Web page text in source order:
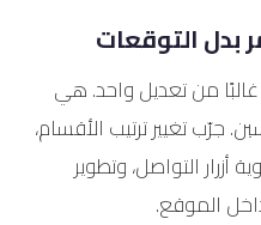
بدل التوقعات
من تعديل واحد. هي
تغيير ترتيب الأقسام،
أزرار التواصل، وتطوير
الموقع.